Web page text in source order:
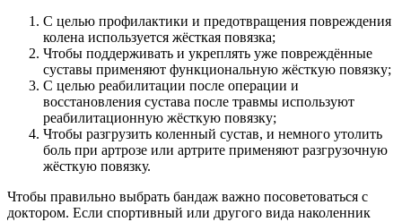
С целью профилактики и предотвращения повреждения
колена используется жёсткая повязка;
Чтобы поддерживать и укреплять уже повреждённые
суставы применяют функциональную жёсткую повязку;
С целью реабилитации после операции и
восстановления сустава после травмы используют
реабилитационную жёсткую повязку;
Чтобы разгрузить коленный сустав, и немного утолить
боль при артрозе или артрите применяют разгрузочную
жёсткую повязку.
Чтобы правильно выбрать бандаж важно посоветоваться с
доктором. Если спортивный или другого вида наколенник